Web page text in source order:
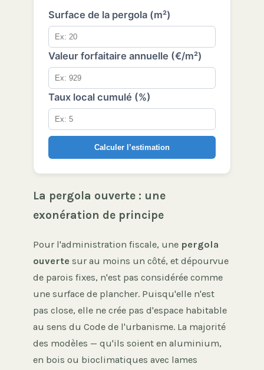
Surface de la pergola (m²)
Valeur forfaitaire annuelle (€/m²)
Taux local cumulé (%)
Calculer l’estimation
La pergola ouverte : une
exonération de principe
Pour l'administration fiscale, une pergola
ouverte sur au moins un côté, et dépourvue
de parois fixes, n'est pas considérée comme
une surface de plancher. Puisqu'elle n'est
pas close, elle ne crée pas d'espace habitable
au sens du Code de l'urbanisme. La majorité
des modèles — qu'ils soient en aluminium,
en bois ou bioclimatiques avec lames